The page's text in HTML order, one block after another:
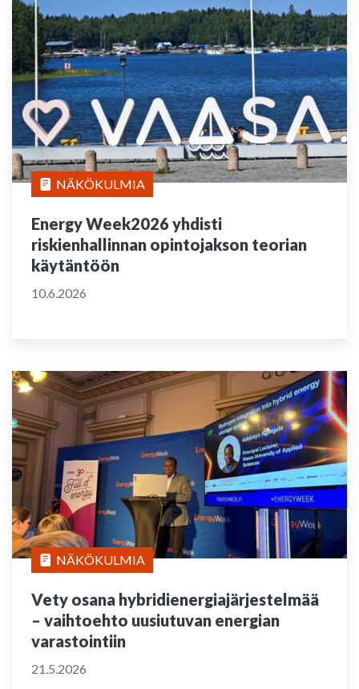
NÄKÖKULMIA
Energy Week2026 yhdisti
riskienhallinnan opintojakson teorian
käytäntöön
10.6.2026
NÄKÖKULMIA
Vety osana hybridienergiajärjestelmää
– vaihtoehto uusiutuvan energian
varastointiin
21.5.2026